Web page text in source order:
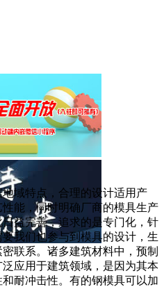
域特点，合理的设计适用产
能，同时明确厂商的模具生产
益完善，追求的是专门化，针
我们也参与到模具的设计，生
联系。诸多建筑材料中，预制
应用于建筑领域，是因为其本
耐冲击性。有的钢模具可以加